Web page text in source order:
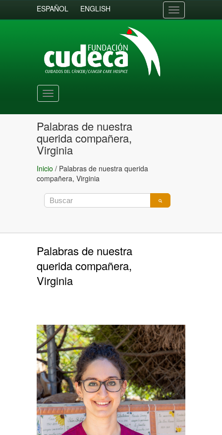
ESPAÑOL ENGLISH
Toggle
navigation
Toggle
navigation
Palabras de nuestra
querida compañera,
Virginia
Inicio / Palabras de nuestra querida
compañera, Virginia
Palabras de nuestra
querida compañera,
Virginia